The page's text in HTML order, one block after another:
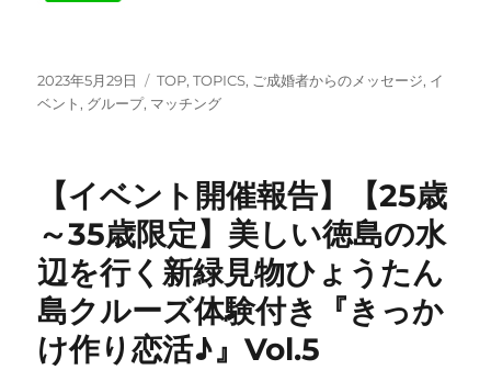
投
稿
2023年5月29日
カ
テ
TOP,TOPICS, ご成婚者からのメッセージ, イ
ベント, グループ, マッチング
【イベント開催報告】【25歳
～35歳限定】美しい徳島の水
辺を行く新緑見物ひょうたん
島クルーズ体験付き『きっか
け作り恋活♪』Vol.5